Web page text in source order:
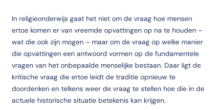
In religieonderwijs gaat het niet om de vraag hoe mensen
ertoe komen er van vreemde opvattingen op na te houden –
wat die ook zijn mogen – maar om de vraag op welke manier
die opvattingen een antwoord vormen op de fundamentele
vragen van het onbepaalde menselijke bestaan. Daar ligt de
kritische vraag die ertoe leidt de traditie opnieuw te
doordenken en telkens weer de vraag te stellen hoe die in de
actuele historische situatie betekenis kan krijgen.